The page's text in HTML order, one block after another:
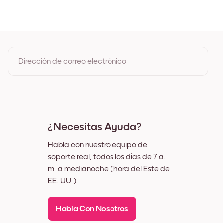
Dirección de correo electrónico
¿Necesitas Ayuda?
Habla con nuestro equipo de
soporte real, todos los días de 7 a.
m. a medianoche (hora del Este de
EE. UU.)
Habla Con Nosotros